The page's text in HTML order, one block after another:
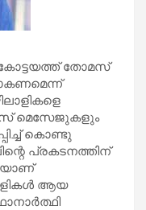
തോമസ്
മെസേജുകളും
കൊണ്ടു
പ്രകടനത്തിന്
ആയ